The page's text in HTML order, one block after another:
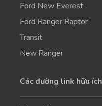
Ford New Everest
Ford Ranger Raptor
Transit
New Ranger
Các đường link hữu ích